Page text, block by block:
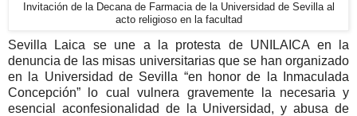
Invitación de la Decana de Farmacia de la Universidad de Sevilla al
acto religioso en la facultad
Sevilla Laica se une a la protesta de UNILAICA en la
denuncia de las misas universitarias que se han organizado
en la Universidad de Sevilla “en honor de la Inmaculada
Concepción” lo cual vulnera gravemente la necesaria y
esencial aconfesionalidad de la Universidad, y abusa de